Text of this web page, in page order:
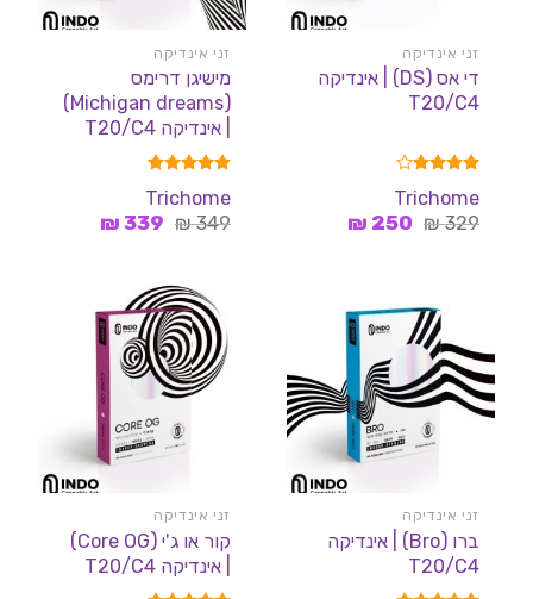
זני אינדיקה
די אס (DS) | אינדיקה
T20/C4
4.00
מתוך 5
Trichome
329
₪ המחיר
250
₪המחיר
זני אינדיקה
מישיגן דרימס
(Michigan dreams)
| אינדיקה T20/C4
5.00
מתוך 5
Trichome
349
₪ המחיר
339
₪המחיר
זני אינדיקה
ברו (Bro) | אינדיקה
T20/C4
זני אינדיקה
קור או ג'י (Core OG)
| אינדיקה T20/C4